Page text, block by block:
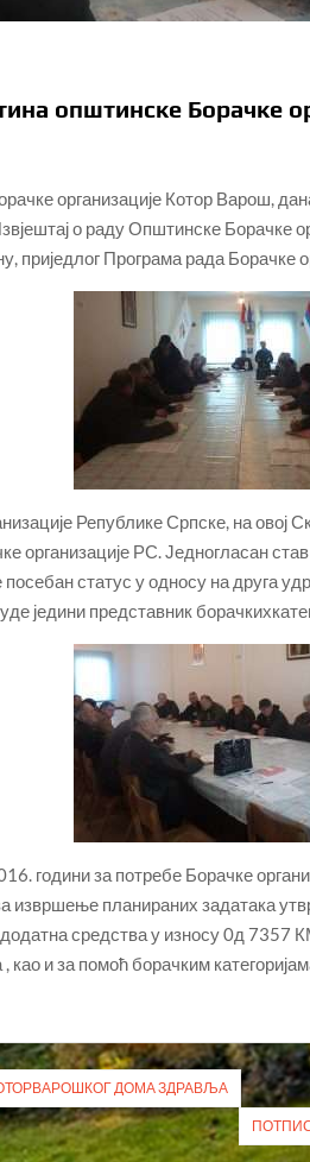
општинске Борачке
организације Котор Варош,
о раду Општинске Борачке
приједлог Програма рада Борачке
Републике Српске, на овој
организације РС. Једногласан
посебан статус у односу на друга
једини представник
години за потребе Борачке
извршење планираних задатака
средства у износу 0д 7357
и за помоћ борачким
ДОМА ЗДРАВЉА